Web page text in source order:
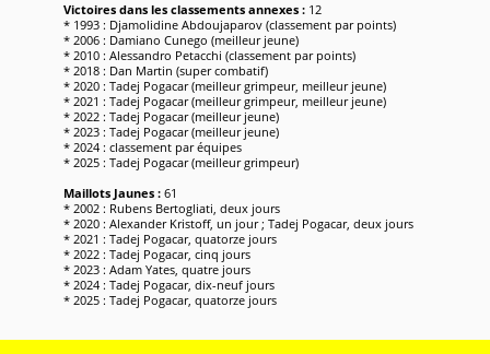
Victoires dans les classements annexes : 12
* 1993 : Djamolidine Abdoujaparov (classement par points)
* 2006 : Damiano Cunego (meilleur jeune)
* 2010 : Alessandro Petacchi (classement par points)
* 2018 : Dan Martin (super combatif)
* 2020 : Tadej Pogacar (meilleur grimpeur, meilleur jeune)
* 2021 : Tadej Pogacar (meilleur grimpeur, meilleur jeune)
* 2022 : Tadej Pogacar (meilleur jeune)
* 2023 : Tadej Pogacar (meilleur jeune)
* 2024 : classement par équipes
* 2025 : Tadej Pogacar (meilleur grimpeur)
Maillots Jaunes : 61
* 2002 : Rubens Bertogliati, deux jours
* 2020 : Alexander Kristoff, un jour ; Tadej Pogacar, deux jours
* 2021 : Tadej Pogacar, quatorze jours
* 2022 : Tadej Pogacar, cinq jours
* 2023 : Adam Yates, quatre jours
* 2024 : Tadej Pogacar, dix-neuf jours
* 2025 : Tadej Pogacar, quatorze jours